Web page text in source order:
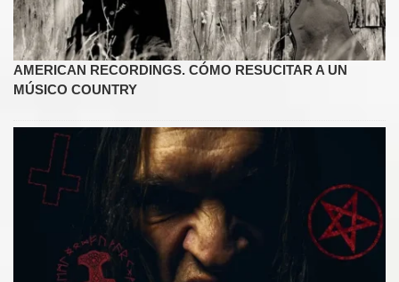
AMERICAN RECORDINGS. CÓMO RESUCITAR A UN
MÚSICO COUNTRY